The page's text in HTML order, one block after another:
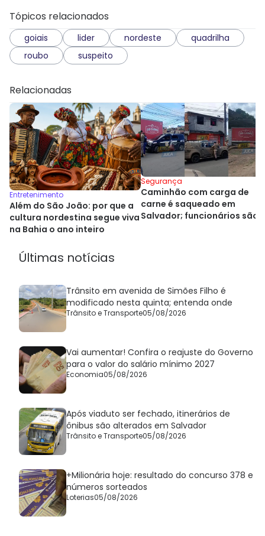
Tópicos relacionados
goiais lider nordeste
quadrilha
roubo
suspeito
Relacionadas
Entretenimento
Além do São João: por que a
cultura nordestina segue viva
na Bahia o ano inteiro
Segurança
Caminhão com carga de
carne é saqueado em
Salvador; funcionários são
Últimas notícias
Trânsito em avenida de Simões Filho é
modificado nesta quinta; entenda onde
Trânsito e Transporte05/08/2026
Vai aumentar! Confira o reajuste do Governo
para o valor do salário mínimo 2027
Economia05/08/2026
Após viaduto ser fechado, itinerários de
ônibus são alterados em Salvador
Trânsito e Transporte05/08/2026
+Milionária hoje: resultado do concurso 378 e
números sorteados
Loterias05/08/2026